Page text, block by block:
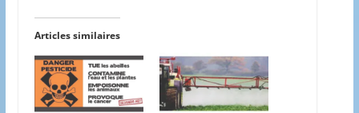
Articles similaires